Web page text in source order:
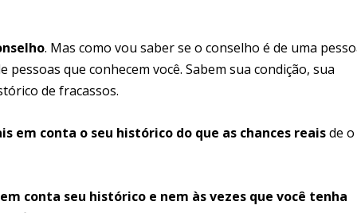
. Mas como vou saber se o conselho é de uma
que conhecem você. Sabem sua condição, sua
de fracassos.
conta o seu histórico do que as chances reaisde
conta seu histórico e nem às vezes que você tenha